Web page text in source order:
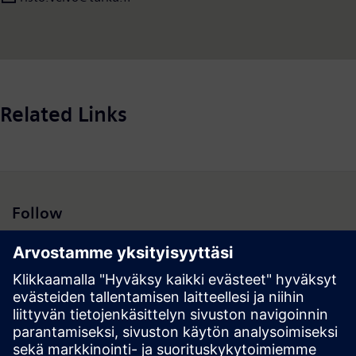
Related Links
Follow
Hakutulokset | Yhtiö | Siemens
© Siemens 1996 – 2026